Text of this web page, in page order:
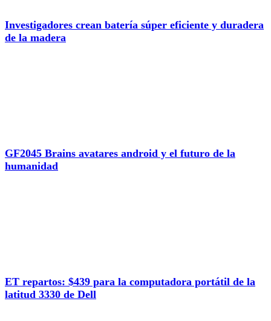
Investigadores crean batería súper eficiente y duradera
de la madera
GF2045 Brains avatares android y el futuro de la
humanidad
ET repartos: $439 para la computadora portátil de la
latitud 3330 de Dell